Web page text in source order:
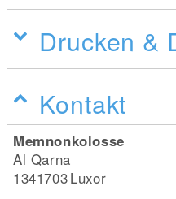
Drucken &
Kontakt
Memnonkolosse
Al Qarna
1341703Luxor